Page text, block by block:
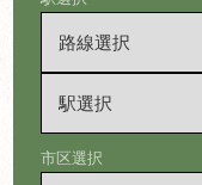
市区選択